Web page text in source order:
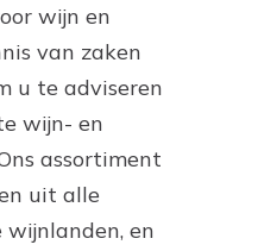
wijn en
van zaken
u te adviseren
wijn- en
assortiment
uit alle
en